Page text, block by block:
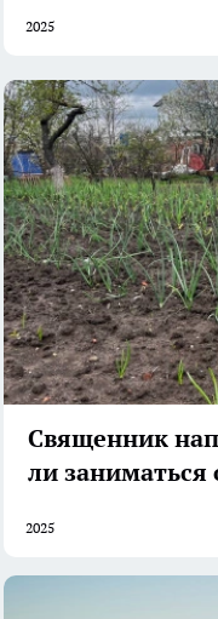
2025
Священник
ли заниматься
2025